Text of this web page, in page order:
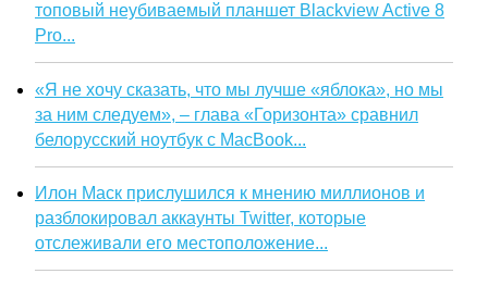
топовый неубиваемый планшет Blackview Active 8
Pro...
«Я не хочу сказать, что мы лучше «яблока», но мы
за ним следуем», – глава «Горизонта» сравнил
белорусский ноутбук с MacBook...
Илон Маск прислушился к мнению миллионов и
разблокировал аккаунты Twitter, которые
отслеживали его местоположение...